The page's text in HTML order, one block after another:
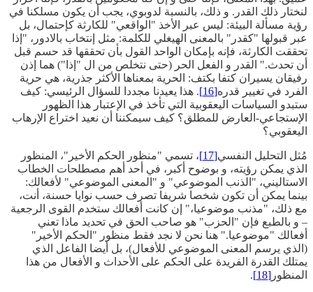
لنختار ذلك القدر. و ذلك، بالنسبة لدوبوي، يجب أن يكون مسلكنا في
رؤية مسألة البيئة: ليس عبر الأخذ "الواقعي" للكارثة كإحتمال، بل
عبر قبولها "كقدر" بالمعنى الهيغلي للكلمة: مثل إنتخاب بالادور، "إذا
تحققت الكارثة، فإنه بإمكان الواحد القول بأن تحققها قد حسم قبل
أن تحدث." القدر و الفعل الحر (حتى نتخلص من ال "إذا") هما إذن
رفيقان يسيران كتفا بكتف: الحرية بمعناها الأكثر جذرية، هي حرية
الفرد في تغيير قدره[16]
. هذا يعيدنا مجددا للسؤال الرئيسي: كيف
ستبدو السياسات اليعقوبية التي تأخذ في الإعتبار هذا الظهور
الإستجاعي-العارض للمطلق؟ كيف سيمكننا أن نعيد اختراع الإرهاب
اليعقوبي؟
مُثل التحليل النفسي[17]
، تسمي "منظور الحكم الأخير"، المنظور
الذي يمكن رؤيته، و بوضوح أكبر، في أحد أهم مصطلحات الخطاب
الاستاليني، "الذنب الموضوعي" و "المعنى الموضوعي" لأفعالك:
بينما يمكن أن تكون شخصا شريفا تصرف حسب نوايا حسنة، أنت،
مع ذلك، "مذنب موضوعيا،" إن كانت أفعالك ستخدم القوى الرجعية
– و بالطبع فإن "الحزب" هو صاحب الحق في تحديد ماذا تعني
أفعالك "موضوعيا." هنا نحن لا نجد فقط منظور "الحكم الأخير"
(الذي يرسم المعنى الموضوعي للأفعال)، بل أيضا الفاعل الذي
يمتلك القدرة الفريدة على الحكم على الأحداث و الأفعال من هذا
المنظور [18]
.